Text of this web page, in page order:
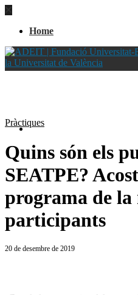
Home
Home
Pràctiques
Quins són els
SEATPE?
programa de la
participants
20 de desembre de 2019